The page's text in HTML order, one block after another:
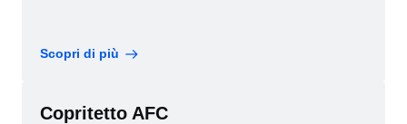
Scopri di più
Copritetto AFC